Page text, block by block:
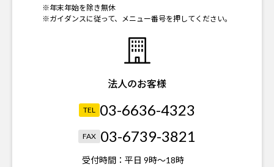
※年末年始を除き無休
※ガイダンスに従って、メニュー番号を押してください。
法人のお客様
TEL 03-6636-4323
FAX 03-6739-3821
受付時間： 平日 9時～18時